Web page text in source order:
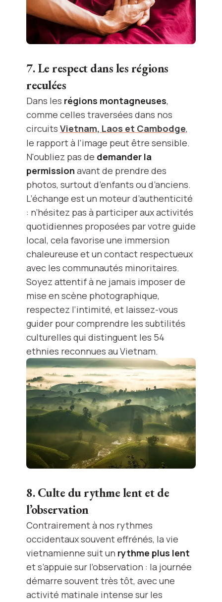
7. Le respect dans les régions
reculées
Dans les régions montagneuses,
comme celles traversées dans nos
circuits Vietnam, Laos et Cambodge,
le rapport à l’image peut être sensible.
N'oubliez pas de demander la
permission avant de prendre des
photos, surtout d’enfants ou d’anciens.
L’échange est un moteur d’authenticité
: n’hésitez pas à participer aux activités
quotidiennes proposées par votre guide
local, cela favorise une immersion
chaleureuse et un contact respectueux
avec les communautés minoritaires.
Soyez attentif à ne jamais imposer de
mise en scène photographique,
respectez l’intimité, et laissez-vous
guider pour comprendre les subtilités
culturelles qui distinguent les 54
ethnies reconnues au Vietnam.
8. Culte du rythme lent et de
l’observation
Contrairement à nos rythmes
occidentaux souvent effrénés, la vie
vietnamienne suit un rythme plus lent
et s’appuie sur l’observation : la journée
démarre souvent très tôt, avec une
activité matinale intense sur les